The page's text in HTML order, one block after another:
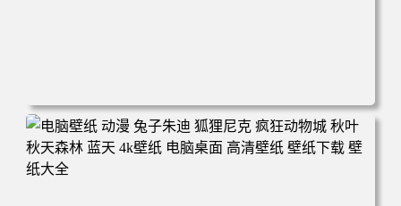
电脑壁纸 动漫 紫灵 冰清玉洁《凡人修仙传》4k壁纸 3840x2
160 电脑桌面 高清壁纸 壁纸下载 壁纸大全